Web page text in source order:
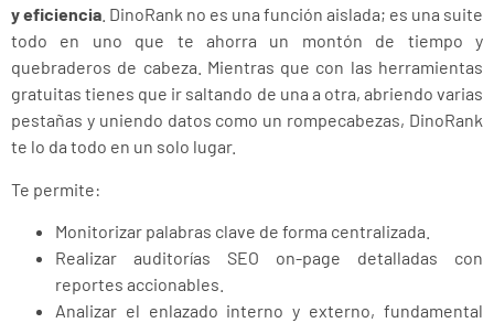
y eficiencia . DinoRank no es una función aislada; es una suite
todo en uno que te ahorra un montón de tiempo y
quebraderos de cabeza. Mientras que con las herramientas
gratuitas tienes que ir saltando de una a otra, abriendo varias
pestañas y uniendo datos como un rompecabezas, DinoRank
te lo da todo en un solo lugar.
Te permite:
Monitorizar palabras clave de forma centralizada.
Realizar auditorías SEO on-page detalladas con
reportes accionables.
Analizar el enlazado interno y externo, fundamental